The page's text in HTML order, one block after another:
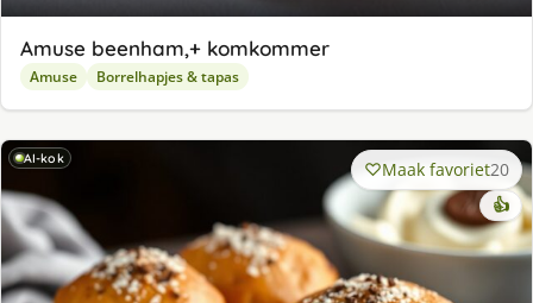
Amuse beenham,+ komkommer
Amuse Borrelhapjes & tapas
AI-kok Maak favoriet20
👍